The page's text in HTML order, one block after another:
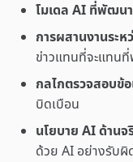
โมเดล AI ที่พัฒน
การผสานงานระ
ข่าวแทนที่จะแทนที่
กลไกตรวจสอบข้
บิดเบือน
นโยบาย AI ด้าน
ด้วย AI อย่างรับผิ